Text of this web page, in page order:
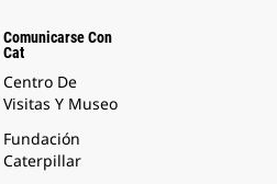
Comunicarse Con
Cat
Centro De
Visitas Y Museo
Fundación
Caterpillar